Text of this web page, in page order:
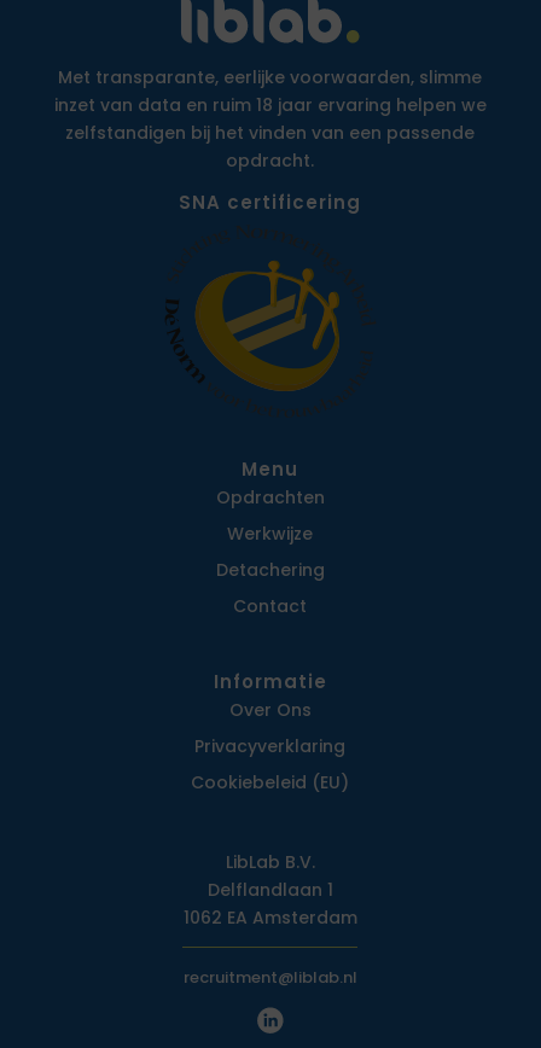
Met transparante, eerlijke voorwaarden, slimme
inzet van data en ruim 18 jaar ervaring helpen we
zelfstandigen bij het vinden van een passende
opdracht.
SNA certificering
Menu
Opdrachten
Werkwijze
Detachering
Contact
Informatie
Over Ons
Privacy­verklaring
Cookiebeleid (EU)
LibLab B.V.
Delflandlaan 1
1062 EA Amsterdam
recruitment@liblab.nl